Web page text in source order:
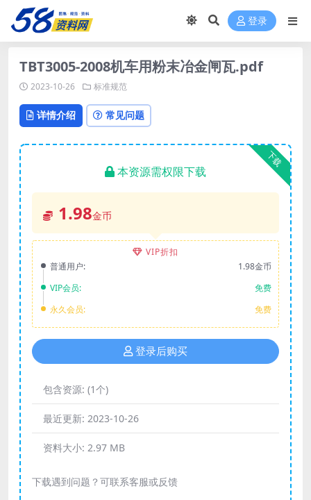
登录
TBT3005-2008机车用粉末冶金闸瓦.pdf
2023-10-26 标准规范
详情介绍 常见问题
下载
本资源需权限下载
1.98金币
VIP折扣
普通用户:
1.98金币
VIP会员:
免费
永久会员:
免费
登录后购买
包含资源: (1个)
最近更新: 2023-10-26
资料大小: 2.97 MB
下载遇到问题？可联系客服或反馈